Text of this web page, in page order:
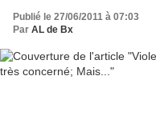
Publié le 27/06/2011 à 07:03
Par AL de Bx